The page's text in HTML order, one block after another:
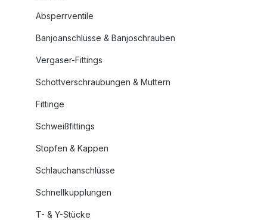
Absperrventile
Banjoanschlüsse & Banjoschrauben
Vergaser-Fittings
Schottverschraubungen & Muttern
Fittinge
Schweißfittings
Stopfen & Kappen
Schlauchanschlüsse
Schnellkupplungen
T- & Y-Stücke